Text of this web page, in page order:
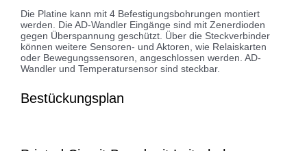
Die Platine kann mit 4 Befestigungsbohrungen montiert
werden. Die AD-Wandler Eingänge sind mit Zenerdioden
gegen Überspannung geschützt. Über die Steckverbinder
können weitere Sensoren- und Aktoren, wie Relaiskarten
oder Bewegungssensoren, angeschlossen werden. AD-
Wandler und Temperatursensor sind steckbar.
Bestückungsplan